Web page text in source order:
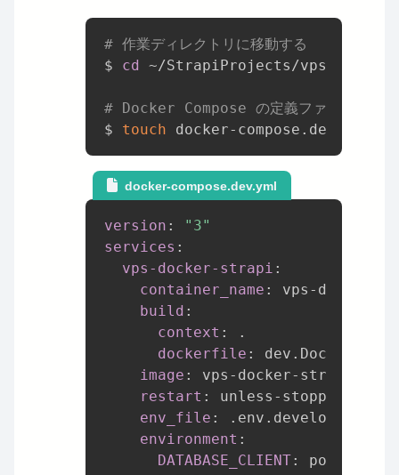
# 作業ディレクトリに移動する
$ cd ~/StrapiProjects/vps-
# Docker Compose の定義ファイルを作成
$ touch
docker-compose.dev.yml
version :
"3"
services :
vps-docker-strapi :
container_name : vps - docker
build :
context :
.
dockerfile :
dev.Dockerfile
image : vps - docker- strapi
restart : unless - stopped
env_file :
.env.development
environment :
DATABASE_CLIENT:
postgres